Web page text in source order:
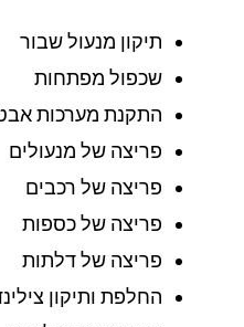
תיקון מנעול שבור
שכפול מפתחות
התקנת מערכות אבטחה
פריצה של מנעולים
פריצה של רכבים
פריצה של כספות
פריצה של דלתות
החלפת ותיקון צילינדרים